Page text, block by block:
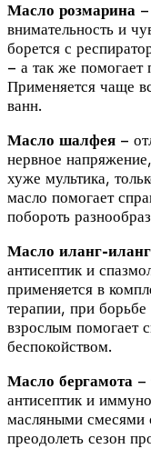
Масло розмарина
внимательность и
борется с
– а так же помогает
Применяется чаще
ванн.
Масло шалфея –
нервное
хуже мультика,
масло помогает
побороть
Масло иланг-иланг
антисептик и
применяется в
терапии, при
взрослым помогает
беспокойством.
Масло бергамота –
антисептик и
масляными смесями
преодолеть сезон